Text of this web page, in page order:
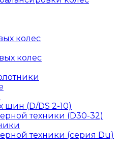
колес
колес
шин (D/DS 2-10)
техники (D30-32)
техники (серия Du)